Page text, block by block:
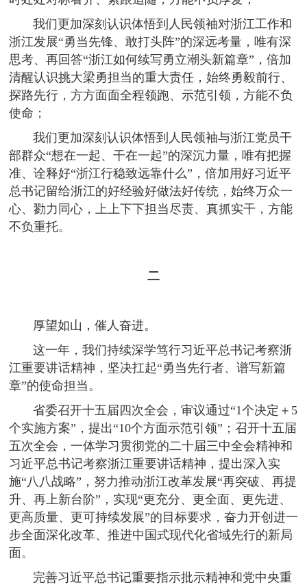
我们更加深刻认识体悟到人民领袖对浙江工作和
浙江发展“勇当先锋、敢打头阵”的深远考量，唯有深
思考、再回答“浙江如何续写勇立潮头新篇章”，倍加
清醒认识挑大梁勇担当的重大责任，始终勇毅前行、
探路先行，方方面面全程领跑、示范引领，方能不负
使命；
我们更加深刻认识体悟到人民领袖与浙江党员干
部群众“想在一起、干在一起”的深沉力量，唯有把握
准、诠释好“浙江行稳致远靠什么”，倍加用好习近平
总书记留给浙江的好经验好做法好传统，始终万众一
心、勠力同心，上上下下担当尽责、真抓实干，方能
不负重托。
二
厚望如山，催人奋进。
这一年，我们持续深学笃行习近平总书记考察浙
江重要讲话精神，坚决扛起“勇当先行者、谱写新篇
章”的使命担当。
省委召开十五届四次全会，审议通过“1个决定＋5
个实施方案”，提出“10个方面示范引领”；召开十五届
五次全会，一体学习贯彻党的二十届三中全会精神和
习近平总书记考察浙江重要讲话精神，提出深入实
施“八八战略”，努力推动浙江改革发展“再突破、再提
升、再上新台阶”，实现“更充分、更全面、更先进、
更高质量、更可持续发展”的目标要求，奋力开创进一
步全面深化改革、推进中国式现代化省域先行的新局
面。
完善习近平总书记重要指示批示精神和党中央重